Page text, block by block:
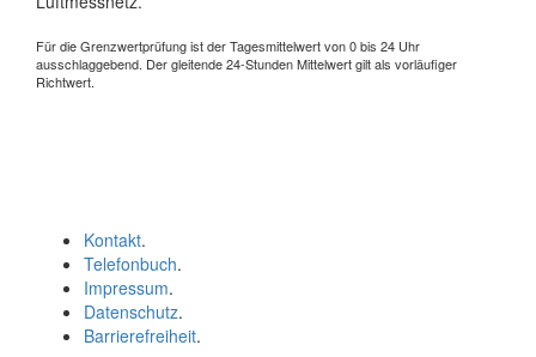
Für die Grenzwertprüfung ist der Tagesmittelwert von 0 bis 24 Uhr
ausschlaggebend. Der gleitende 24-Stunden Mittelwert gilt als vorläufiger
Richtwert.
Kontakt.
Telefonbuch.
Impressum.
Datenschutz.
Barrierefreiheit.